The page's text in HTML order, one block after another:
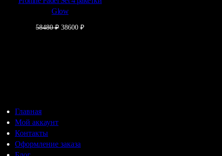
Glow
58480₽ Первоначальная
38600₽Текущая
Главная
Мой аккаунт
Контакты
Оформление заказа